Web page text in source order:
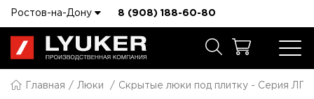
Ростов-на-Дону 8 (908) 188-60-80
Главная Люки Скрытые люки под плитку - Серия